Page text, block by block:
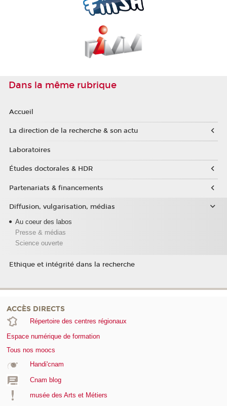
Dans la même rubrique
Accueil
La direction de la recherche & son actu
Laboratoires
Études doctorales & HDR
Partenariats & financements
Diffusion, vulgarisation, médias
Au coeur des labos
Presse & médias
Science ouverte
Ethique et intégrité dans la recherche
ACCÈS DIRECTS
Répertoire des centres régionaux
Espace numérique de formation
Tous nos moocs
Handi'cnam
Cnam blog
musée des Arts et Métiers